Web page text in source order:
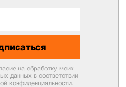
на обработку моих
данных в соответствии
конфиденциальности.